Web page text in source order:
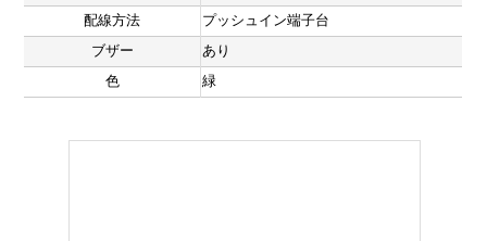
配線方法
プッシュイン端子台
ブザー
あり
色
緑